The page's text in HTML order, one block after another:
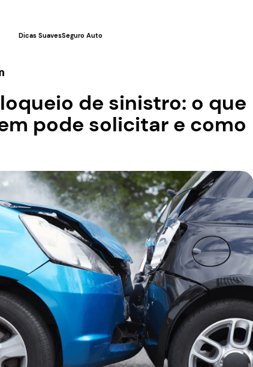
Dicas SuavesSeguro Auto
de sinistro: o que
pode solicitar e como